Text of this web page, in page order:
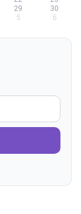
29
30
5 6